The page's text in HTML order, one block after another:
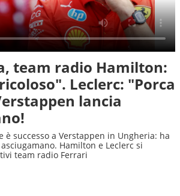
team radio Hamilton:
Leclerc: "Porca
lancia
è successo a Verstappen in Ungheria: ha
Hamilton e Leclerc si
team radio Ferrari